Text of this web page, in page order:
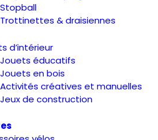
Stopball
Trottinettes & draisiennes
d’intérieur
Jouets éducatifs
Jouets en bois
Activités créatives et manuelles
Jeux de construction